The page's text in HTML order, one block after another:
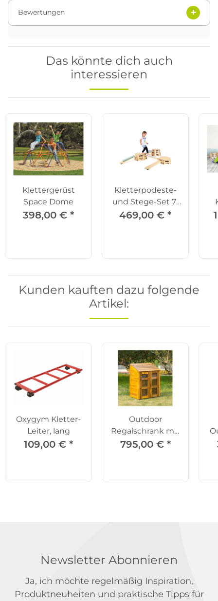
Bewertungen
Das könnte dich auch
interessieren
Klettergerüst
Space Dome
398,00 € *
Kletterpodeste-
und Stege-Set 7-
tlg.
469,00 € *
Kunden kauften dazu folgende
Artikel:
Oxygym Kletter-
Leiter, lang
109,00 € *
Outdoor
Regalschrank mit
Sichttüren
795,00 € *
Newsletter Abonnieren
Ja, ich möchte regelmäßig Inspiration,
Produktneuheiten und praktische Tipps für